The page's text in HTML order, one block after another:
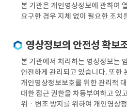
본 기관은 개인영상정보에 관하여
요구한 경우 지체 없이 필요한 조치
영상정보의 안전성 확보
본 기관에서 처리하는 영상정보는
안전하게 관리되고 있습니다. 또한
개인영상정보보호를 위한 관리적
대한 접근 권한을 차등부여하고 있
위ㆍ변조 방지를 위하여 개인영상